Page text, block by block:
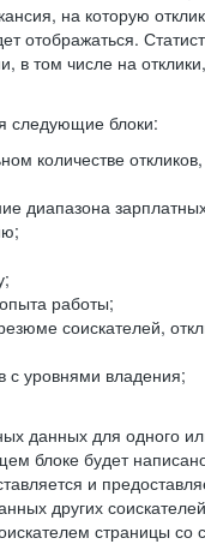
на которую
отображаться.
в том числе на
следующие блоки:
количестве
диапазона
работы;
соискателей,
с уровнями владения;
данных для одного
блоке будет
и
других
страницы со